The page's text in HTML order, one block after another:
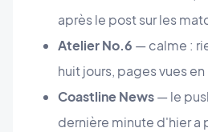
après le post sur les
Atelier No.6 — calme :
huit jours, pages vues
Coastline News— le
dernière minute d'hier a